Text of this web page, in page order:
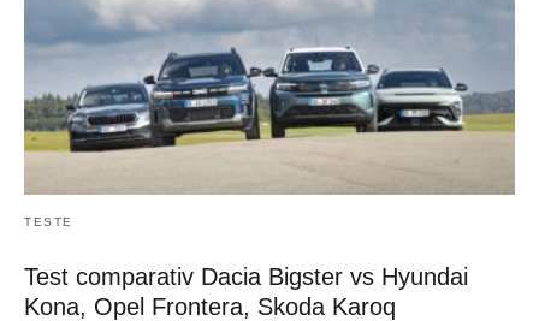
TESTE
Test comparativ Dacia Bigster vs Hyundai
Kona, Opel Frontera, Skoda Karoq